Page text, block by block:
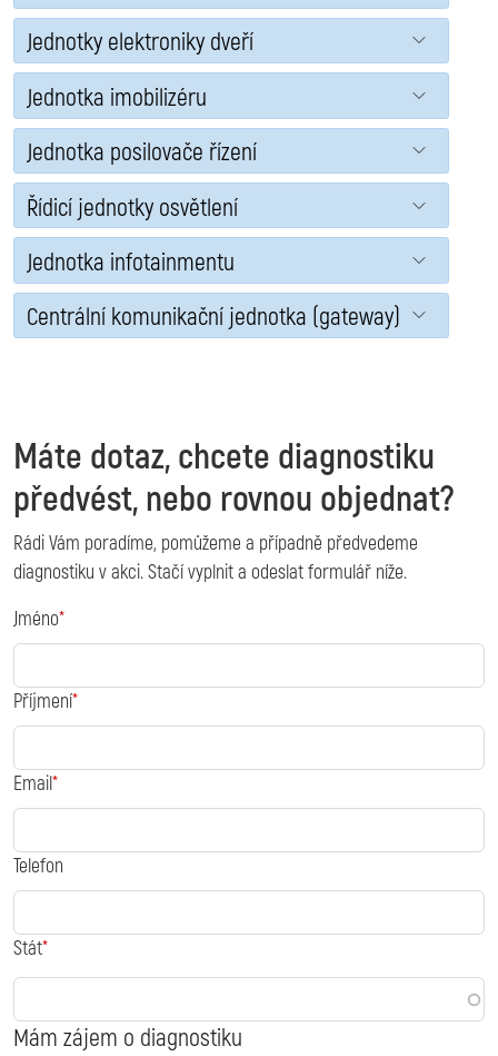
Jednotky elektroniky dveří
Jednotka imobilizéru
Jednotka posilovače řízení
Řídicí jednotky osvětlení
Jednotka infotainmentu
Centrální komunikační jednotka (gateway)
Máte dotaz, chcete diagnostiku
předvést, nebo rovnou objednat?
Rádi Vám poradíme, pomůžeme a případně předvedeme
diagnostiku v akci. Stačí vyplnit a odeslat formulář níže.
Jméno
Příjmení
Email
Telefon
Stát
Mám zájem o diagnostiku